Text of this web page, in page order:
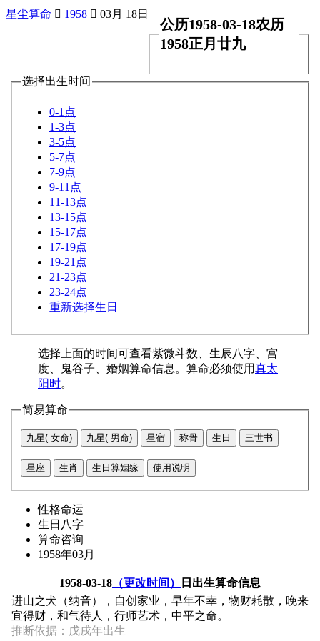
星尘算命  1958  03月 18日
公历1958-03-18农历
1958正月廿九
选择出生时间
0-1点
1-3点
3-5点
5-7点
7-9点
9-11点
11-13点
13-15点
15-17点
17-19点
19-21点
21-23点
23-24点
重新选择生日
选择上面的时间可查看紫微斗数、生辰八字、宫
度、鬼谷子、婚姻算命信息。算命必须使用真太
阳时。
简易算命
九星( 女命) 九星( 男命) 星宿 称骨 生日 三世书
星座 生肖 生日算姻缘 使用说明
性格命运
生日八字
算命咨询
1958年03月
1958-03-18 （更改时间）
日出生算命信息
进山之犬（纳音），自创家业，早年不幸，物财耗散，晚来
宜得财，和气待人，行师艺术，中平之命。
推断依据：戊戌年出生